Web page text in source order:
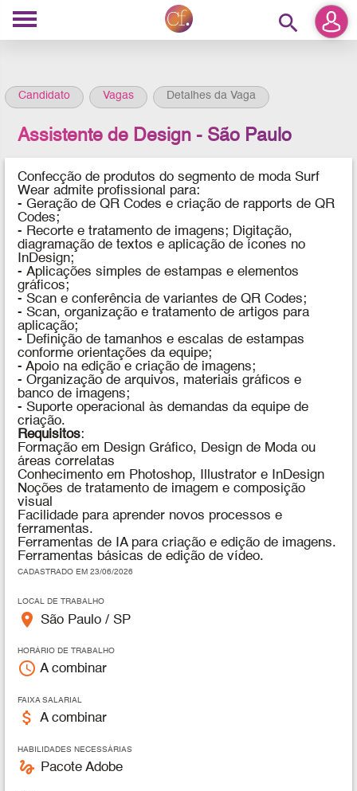
search
Candidato Vagas Detalhes da Vaga
Assistente de Design - São Paulo
Confecção de produtos do segmento de moda Surf
Wear admite profissional para:
- Geração de QR Codes e criação de rapports de QR
Codes;
- Recorte e tratamento de imagens; Digitação,
diagramação de textos e aplicação de ícones no
InDesign;
- Aplicações simples de estampas e elementos
gráficos;
- Scan e conferência de variantes de QR Codes;
- Scan, organização e tratamento de artigos para
aplicação;
- Definição de tamanhos e escalas de estampas
conforme orientações da equipe;
- Apoio na edição e criação de imagens;
- Organização de arquivos, materiais gráficos e
banco de imagens;
- Suporte operacional às demandas da equipe de
criação.
Requisitos:
Formação em Design Gráfico, Design de Moda ou
áreas correlatas
Conhecimento em Photoshop, Illustrator e InDesign
Noções de tratamento de imagem e composição
visual
Facilidade para aprender novos processos e
ferramentas.
Ferramentas de IA para criação e edição de imagens.
Ferramentas básicas de edição de vídeo.
CADASTRADO EM 23/06/2026
LOCAL DE TRABALHO
place São Paulo / SP
HORÁRIO DE TRABALHO
access_time A combinar
FAIXA SALARIAL
attach_money A combinar
HABILIDADES NECESSÁRIAS
gesture Pacote Adobe